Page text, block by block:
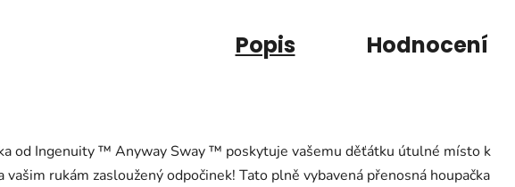
Popis Hodnocení
od Ingenuity ™ Anyway Sway ™ poskytuje vašemu děťátku útulné místo k
vašim rukám zasloužený odpočinek! Tato plně vybavená přenosná houpačka